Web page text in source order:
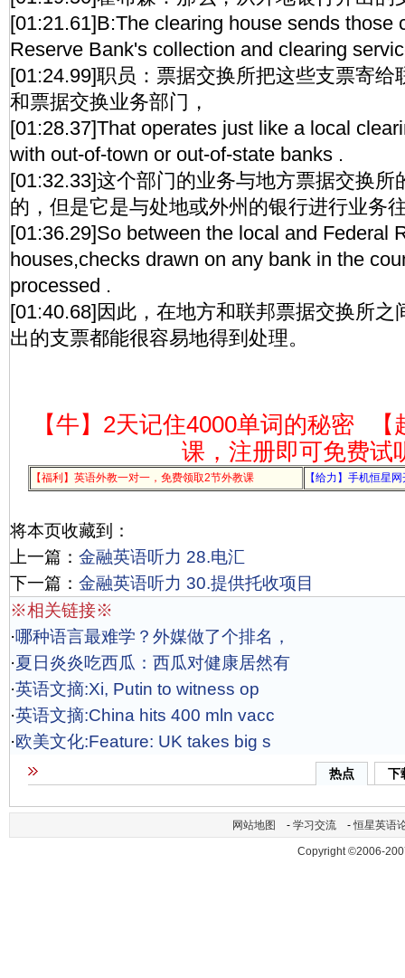
[01:21.61]B:The clearing house sends those
Reserve Bank's collection and clearing
[01:24.99]职员：票据交换所把这些支票寄给
和票据交换业务部门，
[01:28.37]That operates just like a local
with out-of-town or out-of-state banks .
[01:32.33]这个部门的业务与地方票据交换所
的，但是它是与处地或外州的银行进行业务
[01:36.29]So between the local and Federal
houses,checks drawn on any bank in the
processed .
[01:40.68]因此，在地方和联邦票据交换所之
出的支票都能很容易地得到处理。
【牛】2天记住4000单词的秘密
课，注册即可免费试
【福利】英语外教一对一，免费领取2节外教课 【给力】手机恒星
将本页收藏到：
上一篇： 金融英语听力 28.电汇
下一篇： 金融英语听力 30.提供托收项目
※相关链接※
·哪种语言最难学？外媒做了个排名，
·夏日炎炎吃西瓜：西瓜对健康居然有
·英语文摘:Xi, Putin to witness op
·英语文摘:China hits 400 mln vacc
·欧美文化:Feature: UK takes big s
热点 下
网站地图 - 学习交流 -恒星英语
Copyright ©2006-